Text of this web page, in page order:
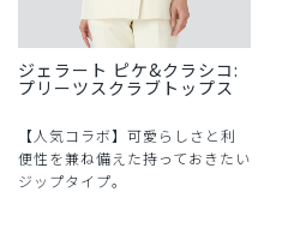
ジェラート ピケ&クラシコ:
プリーツスクラブトップス
【人気コラボ】可愛らしさと利
便性を兼ね備えた持っておきたい
ジップタイプ。